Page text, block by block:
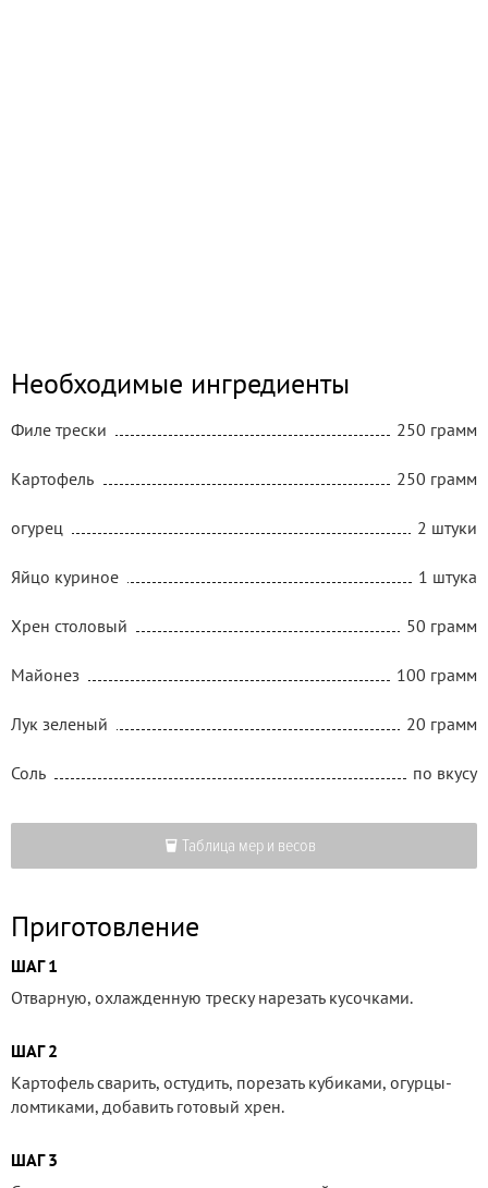
Необходимые ингредиенты
Филе трески 250 грамм
Картофель 250 грамм
огурец 2 штуки
Яйцо куриное 1 штука
Хрен столовый 50 грамм
Майонез 100 грамм
Лук зеленый 20 грамм
Соль по вкусу
Таблица мер и весов
Приготовление
ШАГ 1
Отварную, охлажденную треску нарезать кусочками.
ШАГ 2
Картофель сварить, остудить, порезать кубиками, огурцы-
ломтиками, добавить готовый хрен.
ШАГ 3